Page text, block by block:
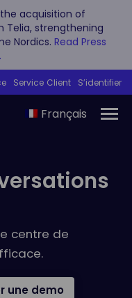
acquisition of
strengthening
Nordics. Read Press
Service Client S’identifier
Français
centre de
une demo